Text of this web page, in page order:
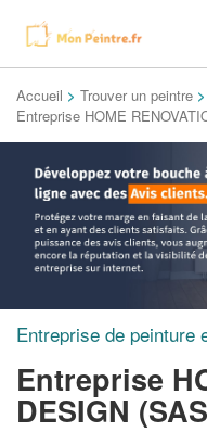
Accueil > Trouver un peintre >
Entreprise HOME
Entreprise de peinture
Entreprise
DESIGN